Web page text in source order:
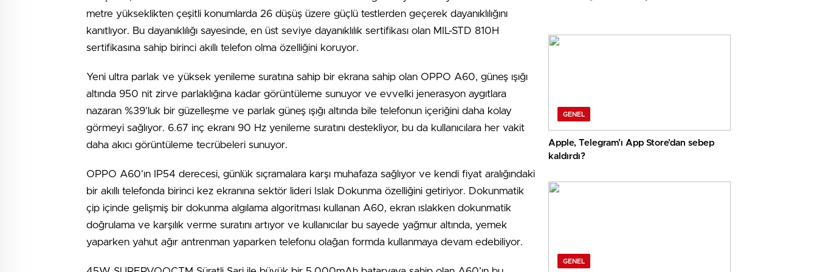
metre yükseklikten çeşitli konumlarda 26 düşüş üzere güçlü testlerden geçerek dayanıklılığını
kanıtlıyor. Bu dayanıklılığı sayesinde, en üst seviye dayanıklılık sertifikası olan MIL-STD 810H
sertifikasına sahip birinci akıllı telefon olma özelliğini koruyor.
Yeni ultra parlak ve yüksek yenileme suratına sahip bir ekrana sahip olan OPPO A60, güneş ışığı
altında 950 nit zirve parlaklığına kadar görüntüleme sunuyor ve evvelki jenerasyon aygıtlara
nazaran %39’luk bir güzelleşme ve parlak güneş ışığı altında bile telefonun içeriğini daha kolay
görmeyi sağlıyor. 6.67 inç ekranı 90 Hz yenileme suratını destekliyor, bu da kullanıcılara her vakit
daha akıcı görüntüleme tecrübeleri sunuyor.
OPPO A60’ın IP54 derecesi, günlük sıçramalara karşı muhafaza sağlıyor ve kendi fiyat aralığındaki
bir akıllı telefonda birinci kez ekranına sektör lideri Islak Dokunma özelliğini getiriyor. Dokunmatik
çip içinde gelişmiş bir dokunma algılama algoritması kullanan A60, ekran ıslakken dokunmatik
doğrulama ve karşılık verme suratını artıyor ve kullanıcılar bu sayede yağmur altında, yemek
yaparken yahut ağır antrenman yaparken telefonu olağan formda kullanmaya devam edebiliyor.
GENEL
Apple, Telegram’ı App Store’dan sebep
kaldırdı?
GENEL